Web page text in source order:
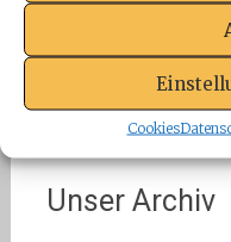
Cookies
Gesucht: Alte
Unser Archiv